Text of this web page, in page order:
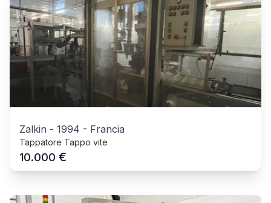
Zalkin - 1994 - Francia
Tappatore Tappo vite
10.000 €